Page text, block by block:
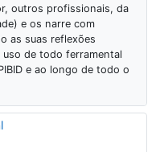
outros profissionais, da
e os narre com
as suas reflexões
de todo ferramental
e ao longo de todo o
Arquivo